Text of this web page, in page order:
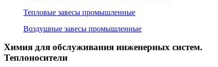
Тепловые завесы промышленные
Воздушные завесы промышленные
Химия для обслуживания инженерных систем.
Теплоносители